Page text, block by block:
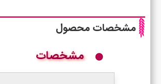
مشخصات محصول
مشخصات